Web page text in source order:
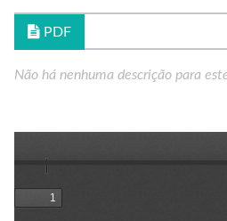
PDF
Não há nenhuma descrição para